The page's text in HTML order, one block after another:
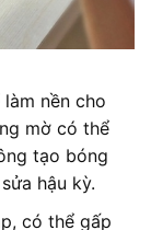
nền cho
mờ có thể
tạo bóng
hậu kỳ.
có thể gấp